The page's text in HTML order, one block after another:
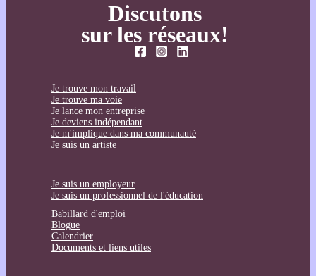
Discutons
sur les réseaux!
Je trouve mon travail
Je trouve ma voie
Je lance mon entreprise
Je deviens indépendant
Je m'implique dans ma communauté
Je suis un artiste
Je suis un employeur
Je suis un professionnel de l'éducation
Babillard d'emploi
Blogue
Calendrier
Documents et liens utiles